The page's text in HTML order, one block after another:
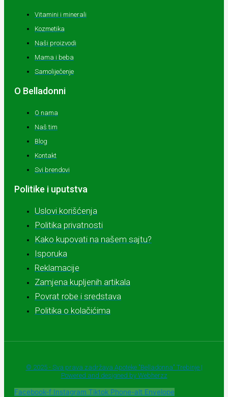
Vitamini i minerali
Kozmetika
Naši proizvodi
Mama i beba
Samoliječenje
O Belladonni
O nama
Naš tim
Blog
Kontakt
Svi brendovi
Politike i uputstva
Uslovi korišćenja
Politika privatnosti
Kako kupovati na našem sajtu?
Isporuka
Reklamacije
Zamjena kupljenih artikala
Povrat robe i sredstava
Politika o kolačićima
© 2025 - Sva prava zadržava Apoteke "Belladonna" Trebinje |
Powered and designed by Webherzz
Facebook-f Instagram Tiktok Phone-alt Envelope